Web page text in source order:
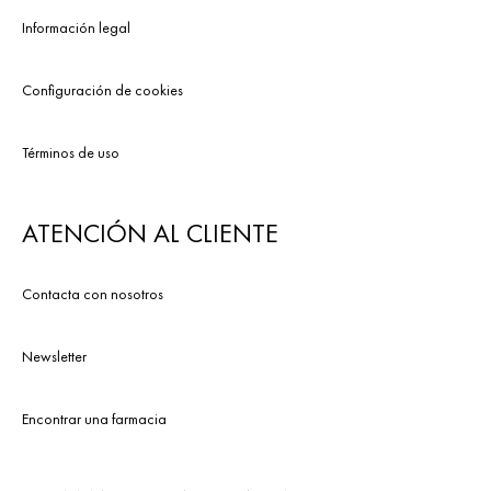
Información legal
Configuración de cookies
Términos de uso
ATENCIÓN AL CLIENTE
Contacta con nosotros
Newsletter
Encontrar una farmacia